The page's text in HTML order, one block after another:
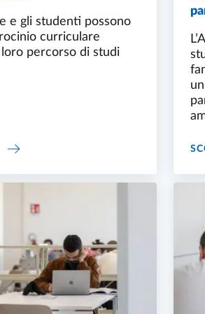
e gli studenti possono
curriculare
percorso di studi
CURRICULARI